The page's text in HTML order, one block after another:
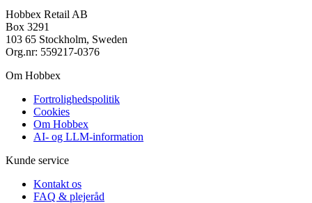
Hobbex Retail AB
Box 3291
103 65 Stockholm, Sweden
Org.nr: 559217-0376
Om Hobbex
Fortrolighedspolitik
Cookies
Om Hobbex
AI- og LLM-information
Kunde service
Kontakt os
FAQ & plejeråd